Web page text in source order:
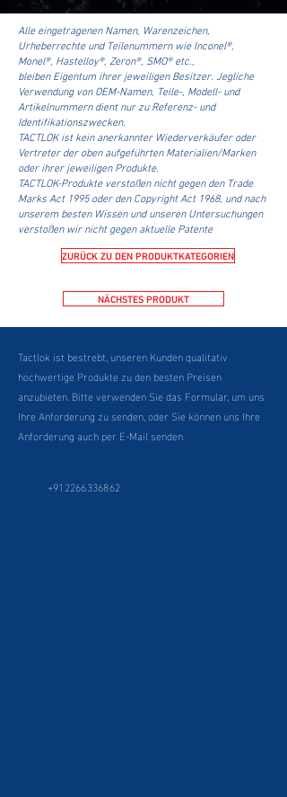
Alle eingetragenen Namen, Warenzeichen,
Urheberrechte und Teilenummern wie Inconel®,
Monel®, Hastelloy®, Zeron®, SMO® etc.,
bleiben Eigentum ihrer jeweiligen Besitzer. Jegliche
Verwendung von OEM-Namen, Teile-, Modell- und
Artikelnummern dient nur zu Referenz- und
Identifikationszwecken.
TACTLOK ist kein anerkannter Wiederverkäufer oder
Vertreter der oben aufgeführten Materialien/Marken
oder ihrer jeweiligen Produkte.
TACTLOK-Produkte verstoßen nicht gegen den Trade
Marks Act 1995 oder den Copyright Act 1968, und nach
unserem besten Wissen und unseren Untersuchungen
verstoßen wir nicht gegen aktuelle Patente
ZURÜCK ZU DEN PRODUKTKATEGORIEN
NÄCHSTES PRODUKT
Tactlok ist bestrebt, unseren Kunden qualitativ
hochwertige Produkte zu den besten Preisen
anzubieten. Bitte verwenden Sie das Formular, um uns
Ihre Anforderung zu senden, oder Sie können uns Ihre
Anforderung auch per E-Mail senden
+912266336862